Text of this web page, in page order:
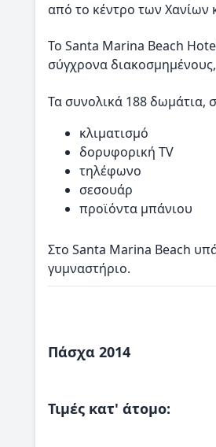
από το κέντρο των Χανίων
Το Santa Marina Beach
σύγχρονα
Τα συνολικά 188 δωμάτια,
κλιματισμό
δορυφορική TV
τηλέφωνο
σεσουάρ
προϊόντα μπάνιου
Στο Santa Marina Beach
γυμναστήριο.
Πάσχα 2014
Τιμές κατ' άτομο: